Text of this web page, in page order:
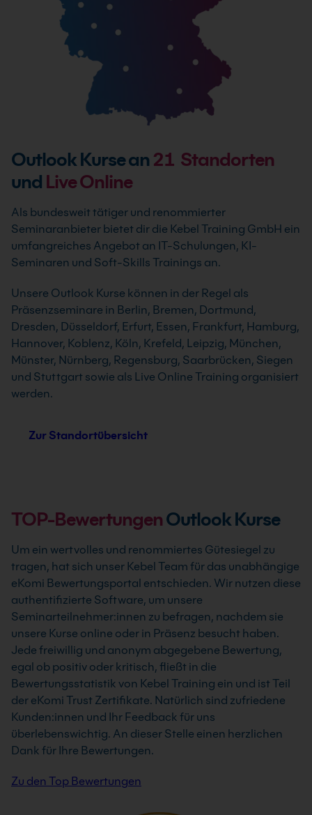
Outlook Kurse an 21 Standorten
und Live Online
Als bundesweit tätiger und renommierter
Seminaranbieter bietet dir die Kebel Training GmbH ein
umfangreiches Angebot an IT-Schulungen, KI-
Seminaren und Soft-Skills Trainings an.
Unsere Outlook Kurse können in der Regel als
Präsenzseminare in Berlin, Bremen, Dortmund,
Dresden, Düsseldorf, Erfurt, Essen, Frankfurt, Hamburg,
Hannover, Koblenz, Köln, Krefeld, Leipzig, München,
Münster, Nürnberg, Regensburg, Saarbrücken, Siegen
und Stuttgart sowie als Live Online Training organisiert
werden.
Zur Standortübersicht
TOP-BewertungenOutlook Kurse
Um ein wertvolles und renommiertes Gütesiegel zu
tragen, hat sich unser Kebel Team für das unabhängige
eKomi Bewertungsportal entschieden. Wir nutzen diese
authentifizierte Software, um unsere
Seminarteilnehmer:innen zu befragen, nachdem sie
unsere Kurse online oder in Präsenz besucht haben.
Jede freiwillig und anonym abgegebene Bewertung,
egal ob positiv oder kritisch, fließt in die
Bewertungsstatistik von Kebel Training ein und ist Teil
der eKomi Trust Zertifikate. Natürlich sind zufriedene
Kunden:innen und Ihr Feedback für uns
überlebenswichtig. An dieser Stelle einen herzlichen
Dank für Ihre Bewertungen.
Zu den Top Bewertungen